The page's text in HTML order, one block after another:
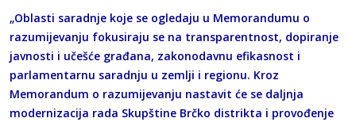
„Oblasti saradnje koje se ogledaju u Memorandumu o
razumijevanju fokusiraju se na transparentnost, dopiranje
javnosti i učešće građana, zakonodavnu efikasnost i
parlamentarnu saradnju u zemlji i regionu. Kroz
Memorandum o razumijevanju nastavit će se daljnja
modernizacija rada Skupštine Brčko distrikta i provođenje